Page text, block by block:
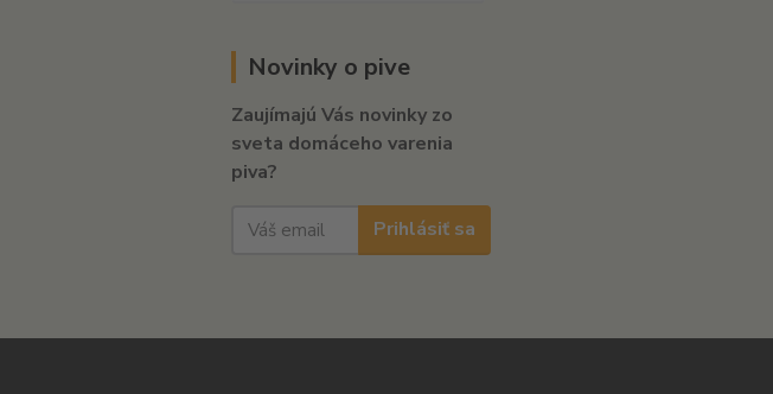
Novinky o pive
Zaujímajú Vás novinky zo
sveta domáceho varenia
piva?
Prihlásiť sa